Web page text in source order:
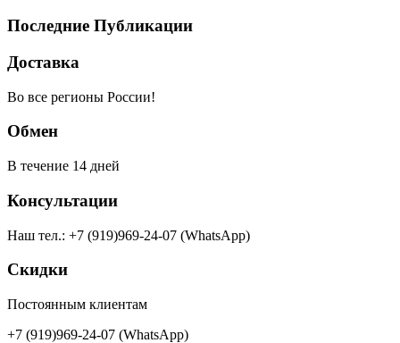
Последние Публикации
Доставка
Во все регионы России!
Обмен
В течение 14 дней
Консультации
Наш тел.: +7 (919)969-24-07 (WhatsApp)
Скидки
Постоянным клиентам
+7 (919)969-24-07 (WhatsApp)